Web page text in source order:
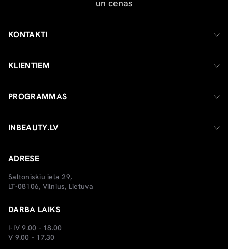
KONTAKTI
KLIENTIEM
PROGRAMMAS
INBEAUTY.LV
ADRESE
Saltoniskiu iela 29,
LT-08106, Vilnius, Lietuva
DARBA LAIKS
I-IV 9.00 - 18.00
V 9.00 - 17.30